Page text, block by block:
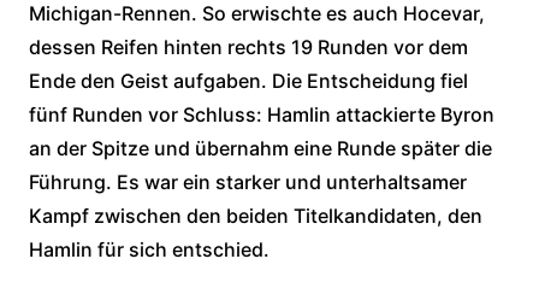
Michigan-Rennen. So erwischte es auch Hocevar,
dessen Reifen hinten rechts 19 Runden vor dem
Ende den Geist aufgaben. Die Entscheidung fiel
fünf Runden vor Schluss: Hamlin attackierte Byron
an der Spitze und übernahm eine Runde später die
Führung. Es war ein starker und unterhaltsamer
Kampf zwischen den beiden Titelkandidaten, den
Hamlin für sich entschied.